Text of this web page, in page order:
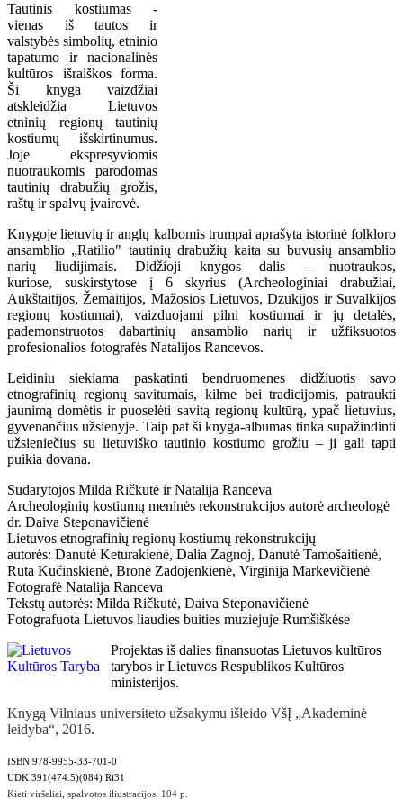
Tautinis kostiumas -
vienas iš tautos ir
valstybės simbolių, etninio
tapatumo ir nacionalinės
kultūros išraiškos forma.
Ši knyga vaizdžiai
atskleidžia Lietuvos
etninių regionų tautinių
kostiumų išskirtinumus.
Joje ekspresyviomis
nuotraukomis parodomas
tautinių drabužių grožis,
raštų ir spalvų įvairovė.
Knygoje lietuvių ir anglų kalbomis trumpai aprašyta istorinė folkloro
ansamblio „Ratilio" tautinių drabužių kaita su buvusių ansamblio
narių liudijimais. Didžioji knygos dalis – nuotraukos,
kuriose, suskirstytose į 6 skyrius (Archeologiniai drabužiai,
Aukštaitijos, Žemaitijos, Mažosios Lietuvos, Dzūkijos ir Suvalkijos
regionų kostiumai), vaizduojami pilni kostiumai ir jų detalės,
pademonstruotos dabartinių ansamblio narių ir užfiksuotos
profesionalios fotografės Natalijos Rancevos.
Leidiniu siekiama paskatinti bendruomenes didžiuotis savo
etnografinių regionų savitumais, kilme bei tradicijomis, patraukti
jaunimą domėtis ir puoselėti savitą regionų kultūrą, ypač lietuvius,
gyvenančius užsienyje. Taip pat ši knyga-albumas tinka supažindinti
užsieniečius su lietuviško tautinio kostiumo grožiu – ji gali tapti
puikia dovana.
Sudarytojos Milda Ričkutė ir Natalija Ranceva
Archeologinių kostiumų meninės rekonstrukcijos autorė archeologė
dr. Daiva Steponavičienė
Lietuvos etnografinių regionų kostiumų rekonstrukcijų
autorės: Danutė Keturakienė, Dalia Zagnoj, Danutė Tamošaitienė,
Rūta Kučinskienė, Bronė Zadojenkienė, Virginija Markevičienė
Fotografė Natalija Ranceva
Tekstų autorės: Milda Ričkutė, Daiva Steponavičienė
Fotografuota Lietuvos liaudies buities muziejuje Rumšiškėse
Projektas iš dalies finansuotas Lietuvos kultūros
tarybos ir Lietuvos Respublikos Kultūros
ministerijos.
Knygą Vilniaus universiteto užsakymu išleido VšĮ „Akademinė
leidyba“, 2016.
ISBN 978-9955-33-701-0
UDK 391(474.5)(084) Ri31
Kieti viršeliai, spalvotos iliustracijos, 104 p.